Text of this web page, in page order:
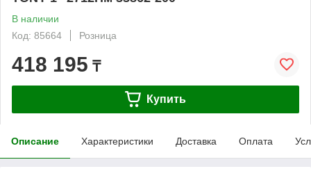
В наличии
Код: 85664
Розница
418 195 ₸
Купить
Описание Характеристики Доставка Оплата